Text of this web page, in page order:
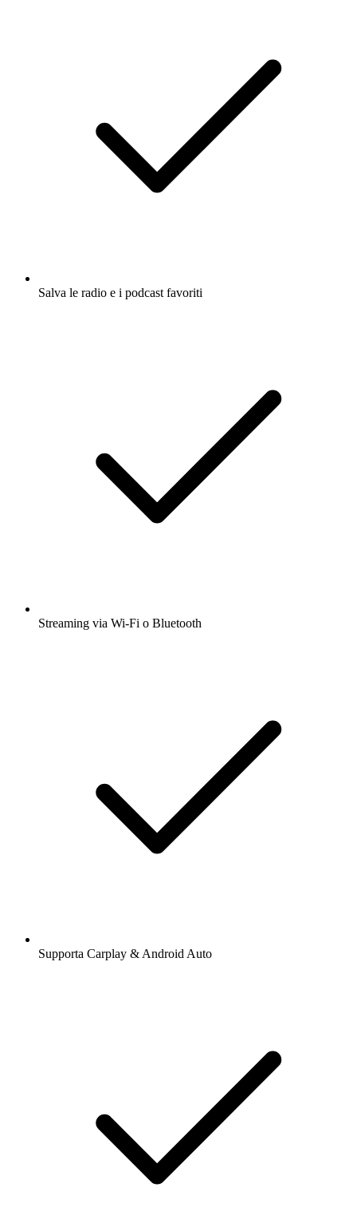
Salva le radio e i podcast favoriti
Streaming via Wi-Fi o Bluetooth
Supporta Carplay & Android Auto